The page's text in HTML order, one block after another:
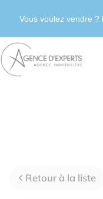
Vous voulez vendre ?
Retour à la liste